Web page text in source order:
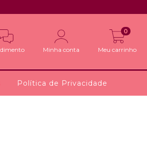
Minha conta Meu carrinho
0
Política de Privacidade